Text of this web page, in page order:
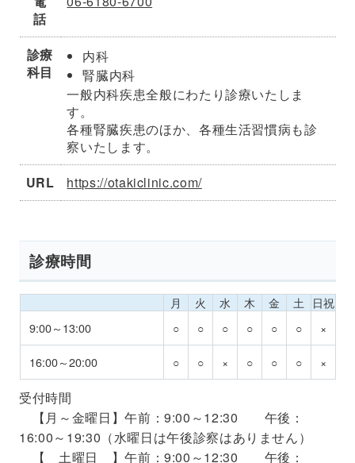
話
診療
科目
内科
腎臓内科
一般内科疾患全般にわたり診療いたしま
す。
各種腎臓疾患のほか、各種生活習慣病も診
察いたします。
URL
https://otakiclinic.com/
診療時間
月 火 水 木 金 土
日祝
9:00～13:00
○ ○ ○ ○ ○ ○ ×
16:00～20:00 ○ ○ × ○ ○ ○ ×
受付時間
【月～金曜日】午前：9:00～12:30 午後：
16:00～19:30（水曜日は午後診察はありません）
【 土曜日 】午前：9:00～12:30 午後：